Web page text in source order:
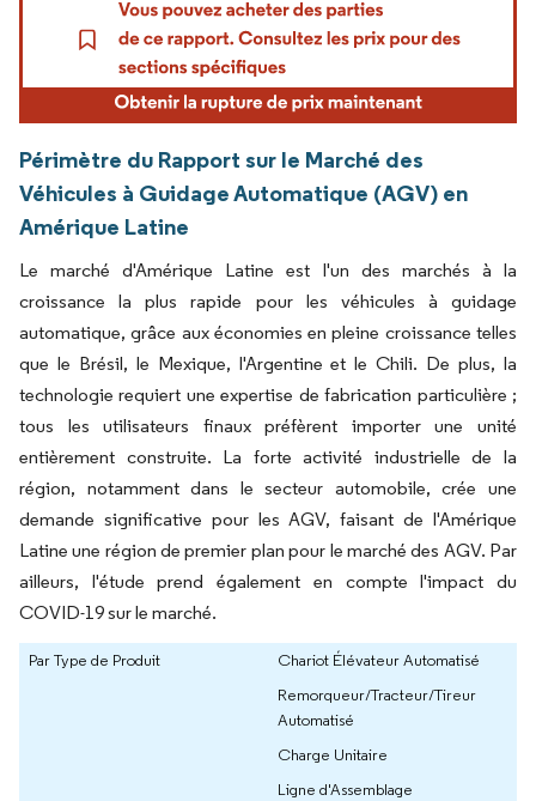
Périmètre du Rapport sur le Marché des
Véhicules à Guidage Automatique (AGV) en
Amérique Latine
Le marché d'Amérique Latine est l'un des marchés à la
croissance la plus rapide pour les véhicules à guidage
automatique, grâce aux économies en pleine croissance telles
que le Brésil, le Mexique, l'Argentine et le Chili. De plus, la
technologie requiert une expertise de fabrication particulière ;
tous les utilisateurs finaux préfèrent importer une unité
entièrement construite. La forte activité industrielle de la
région, notamment dans le secteur automobile, crée une
demande significative pour les AGV, faisant de l'Amérique
Latine une région de premier plan pour le marché des AGV. Par
ailleurs, l'étude prend également en compte l'impact du
COVID-19 sur le marché.
Par Type de Produit
Chariot Élévateur Automatisé
Remorqueur/Tracteur/Tireur
Automatisé
Charge Unitaire
Ligne d'Assemblage